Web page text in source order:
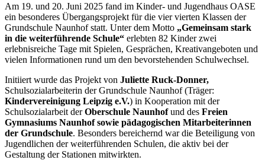
Am 19. und 20. Juni 2025 fand im Kinder- und Jugendhaus OASE
ein besonderes Übergangsprojekt für die vier vierten Klassen der
Grundschule Naunhof statt. Unter dem Motto „Gemeinsam stark
in die weiterführende Schule“ erlebten 82 Kinder zwei
erlebnisreiche Tage mit Spielen, Gesprächen, Kreativangeboten und
vielen Informationen rund um den bevorstehenden Schulwechsel.
Initiiert wurde das Projekt von Juliette Ruck-Donner,
Schulsozialarbeiterin der Grundschule Naunhof (Träger:
Kindervereinigung Leipzig e.V.) in Kooperation mit der
Schulsozialarbeit derOberschule Naunhofund des Freien
Gymnasiums Naunhof sowie pädagogischen Mitarbeiterinnen
der Grundschule. Besonders bereichernd war die Beteiligung von
Jugendlichen der weiterführenden Schulen, die aktiv bei der
Gestaltung der Stationen mitwirkten.